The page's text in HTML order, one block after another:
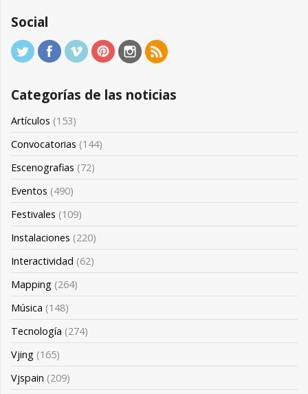
Social
Categorías de las noticias
Artículos (153)
Convocatorias (144)
Escenografias (72)
Eventos (490)
Festivales (109)
Instalaciones (220)
Interactividad (62)
Mapping (264)
Música (148)
Tecnología (274)
Vjing (165)
Vjspain (209)